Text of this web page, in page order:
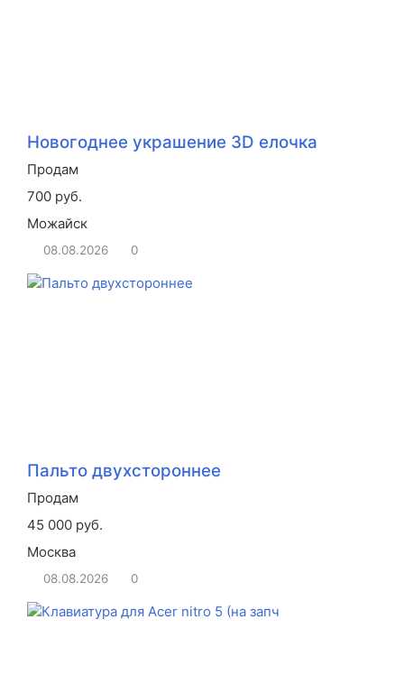
Новогоднее украшение 3D елочка
Продам
700 руб.
Можайск
08.08.2026 0
Пальто двухстороннее
Продам
45 000 руб.
Москва
08.08.2026 0